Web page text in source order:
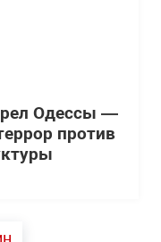
Одессы —
против